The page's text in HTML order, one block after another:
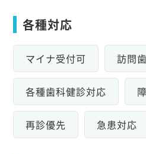
各種対応
マイナ受付可 訪問
各種歯科健診対応
再診優先 急患対応